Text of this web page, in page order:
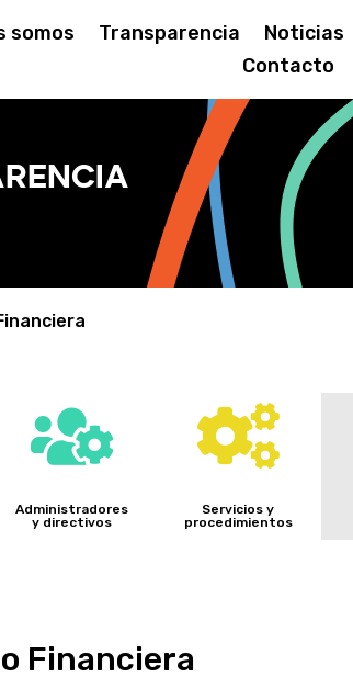
somos Transparencia Noticias
Contacto

Administradores
y directivos

Servicios y
procedimientos
Financiera